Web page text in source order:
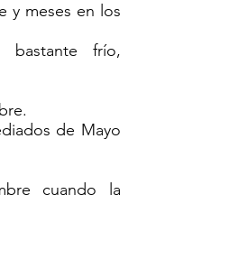
y meses en los
bastante frío,
de Mayo
cuando la